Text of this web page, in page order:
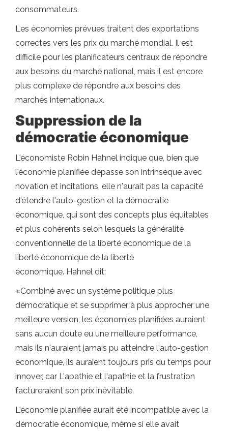
consommateurs.
Les économies prévues traitent des exportations
correctes vers les prix du marché mondial. Il est
difficile pour les planificateurs centraux de répondre
aux besoins du marché national, mais il est encore
plus complexe de répondre aux besoins des
marchés internationaux.
Suppression de la
démocratie économique
L'économiste Robin Hahnel indique que, bien que
l'économie planifiée dépasse son intrinsèque avec
novation et incitations, elle n'aurait pas la capacité
d'étendre l'auto-gestion et la démocratie
économique, qui sont des concepts plus équitables
et plus cohérents selon lesquels la généralité
conventionnelle de la liberté économique de la
liberté économique de la liberté
économique. Hahnel dit:
«Combiné avec un système politique plus
démocratique et se supprimer à plus approcher une
meilleure version, les économies planifiées auraient
sans aucun doute eu une meilleure performance,
mais ils n'auraient jamais pu atteindre l'auto-gestion
économique, ils auraient toujours pris du temps pour
innover, car L'apathie et l'apathie et la frustration
factureraient son prix inévitable.
L'économie planifiée aurait été incompatible avec la
démocratie économique, même si elle avait